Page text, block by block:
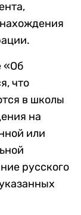
«Об
что
в школы
на
или
русского